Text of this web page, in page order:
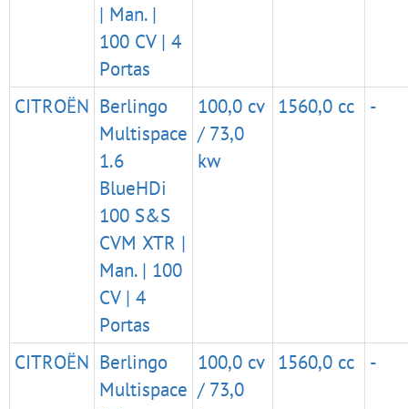
| Man. |
100 CV | 4
Portas
CITROËN Berlingo
Multispace
1.6
BlueHDi
100 S&S
CVM XTR |
Man. | 100
CV | 4
Portas
100,0 cv
/ 73,0
kw
1560,0 cc -
CITROËN Berlingo
Multispace
100,0 cv
/ 73,0
1560,0 cc -